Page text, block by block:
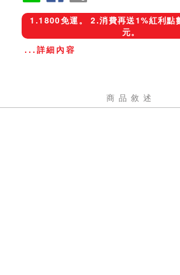
1.1800免運。 2.消費再送1%紅利點
元。
...詳細內容
商品敘述